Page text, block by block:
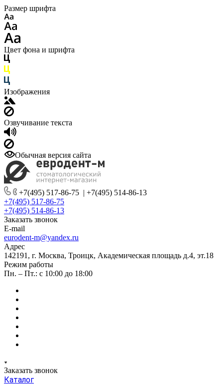
Размер шрифта
Цвет фона и шрифта
Изображения
Озвучивание текста
Обычная версия сайта
+7(495) 517-86-75 | +7(495) 514-86-13
+7(495) 517-86-75
+7(495) 514-86-13
Заказать звонок
E-mail
eurodent-m@yandex.ru
Адрес
142191, г. Москва, Троицк, Академическая площадь д.4, эт.18
Режим работы
Пн. – Пт.: с 10:00 до 18:00
Заказать звонок
Каталог